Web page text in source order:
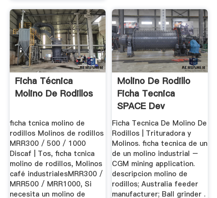
Ficha Técnica
Molino De Rodillos
ficha tcnica molino de
rodillos Molinos de rodillos
MRR300 / 500 / 1000
Discaf | Tos, ficha tcnica
molino de rodillos, Molinos
café industrialesMRR300 /
MRR500 / MRR1000, Si
necesita un molino de
Molino De Rodillo
Ficha Tecnica
SPACE Dev
Ficha Tecnica De Molino De
Rodillos | Trituradora y
Molinos. ficha tecnica de un
de un molino industrial –
CGM mining application.
descripcion molino de
rodillos; Australia feeder
manufacturer; Ball grinder .